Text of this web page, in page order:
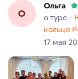
О
Ольга
о туре -
кольцо
17 мая